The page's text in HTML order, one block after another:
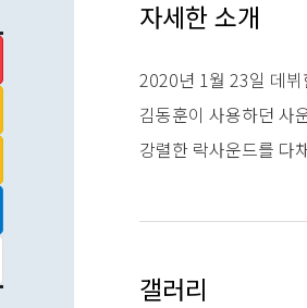
-세상이 멈췄다
2022
-우리가 있던 세상
-소년만회
-비행사
자세한 소개
2020년 1월 23일 데뷔
김동훈이 사용하던 사
강렬한 락사운드를 다
갤러리